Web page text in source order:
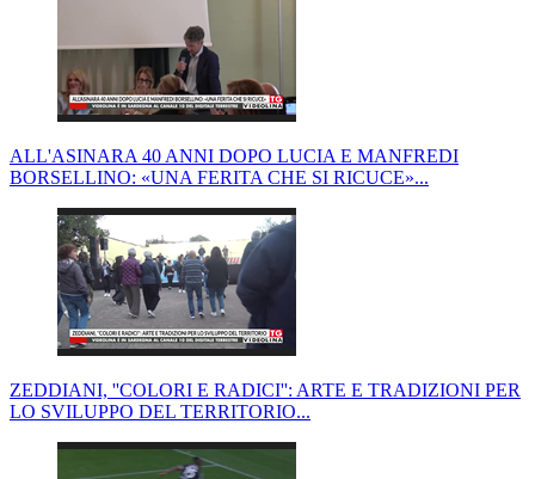
ALL'ASINARA 40 ANNI DOPO LUCIA E MANFREDI
BORSELLINO: «UNA FERITA CHE SI RICUCE»...
ZEDDIANI, ''COLORI E RADICI'': ARTE E TRADIZIONI PER
LO SVILUPPO DEL TERRITORIO...